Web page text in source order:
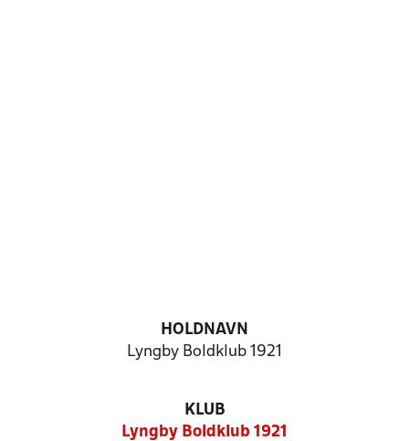
HOLDNAVN
Lyngby Boldklub 1921
KLUB
Lyngby Boldklub 1921